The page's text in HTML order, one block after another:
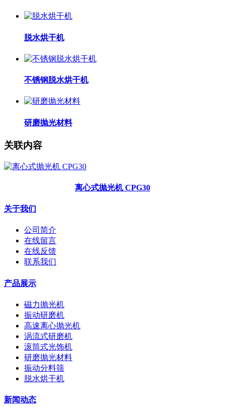
脱水烘干机
不锈钢脱水烘干机
研磨抛光材料
关联内容
离心式抛光机 CPG30
关于我们
公司简介
在线留言
在线反馈
联系我们
产品展示
磁力抛光机
振动研磨机
高速离心抛光机
涡流式研磨机
滚筒式光饰机
研磨抛光材料
振动分料筛
脱水烘干机
新闻动态